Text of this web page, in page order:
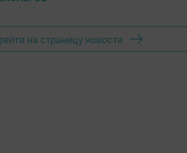
на страницу новости